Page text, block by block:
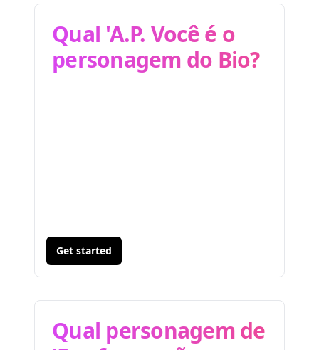
Qual 'A.P. Você é o
personagem do Bio?
Get started
Qual personagem de